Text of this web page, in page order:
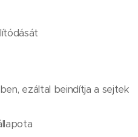
ezáltal beindítja a sejtek